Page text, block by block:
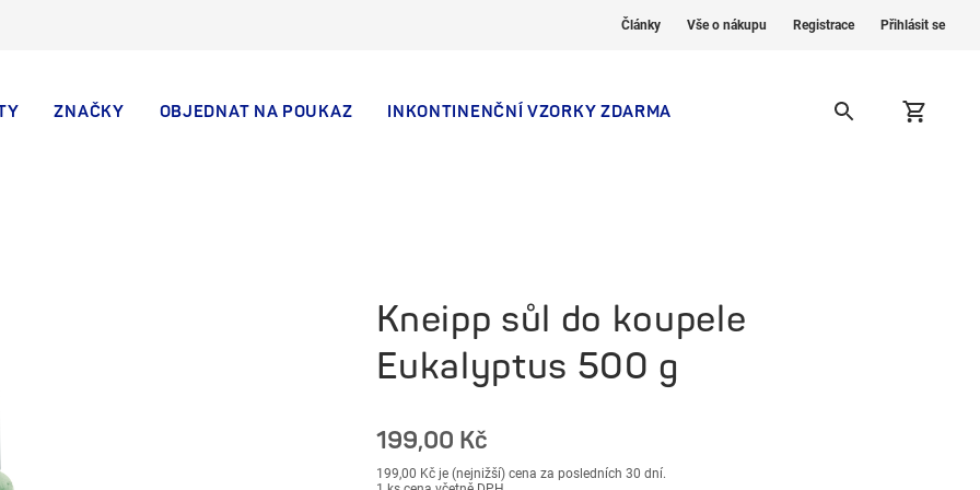
Články Vše o nákupu Registrace Přihlásit se
ZNAČKY OBJEDNAT NA POUKAZ INKONTINENČNÍ VZORKY ZDARMA
Kneipp sůl do koupele
Eukalyptus 500 g
199,00 Kč
199,00 Kč je (nejnižší) cena za posledních 30 dní.